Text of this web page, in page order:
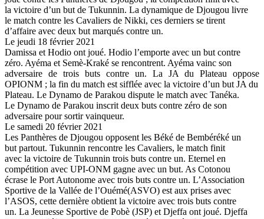
la victoire d’un but de Tukunnin. La dynamique de Djougou livre
le match contre les Cavaliers de Nikki, ces derniers se tirent
d’affaire avec deux but marqués contre un.
Le jeudi 18 février 2021
Damissa et Hodio ont joué. Hodio l’emporte avec un but contre
zéro. Ayéma et Semè-Kraké se rencontrent. Ayéma vainc son
adversaire de trois buts contre un. La JA du Plateau oppose
OPIONM ; la fin du match est sifflée avec la victoire d’un but JA du
Plateau. Le Dynamo de Parakou dispute le match avec Tanéka.
Le Dynamo de Parakou inscrit deux buts contre zéro de son
adversaire pour sortir vainqueur.
Le samedi 20 février 2021
Les Panthères de Djougou opposent les Béké de Bembéréké un
but partout. Tukunnin rencontre les Cavaliers, le match finit
avec la victoire de Tukunnin trois buts contre un. Eternel en
compétition avec UPI-ONM gagne avec un but. As Cotonou
écrase le Port Autonome avec trois buts contre un. L’Association
Sportive de la Vallée de l’Ouémé(ASVO) est aux prises avec
l’ASOS, cette dernière obtient la victoire avec trois buts contre
un. La Jeunesse Sportive de Pobè (JSP) et Djeffa ont joué. Djeffa